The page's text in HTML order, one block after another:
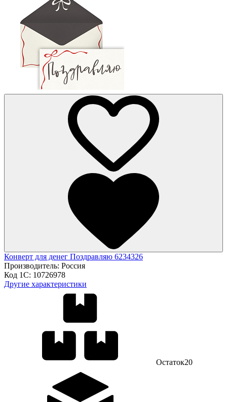
Конверт для денег Поздравляю 6234326
Производитель: Россия
Код 1С: 10726978
Другие характеристики
Остаток20